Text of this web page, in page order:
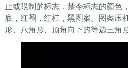
止或限制的标志，禁令标志的颜色
底，红圈，红杠，黑图案。图案压
形、八角形、顶角向下的等边三角形